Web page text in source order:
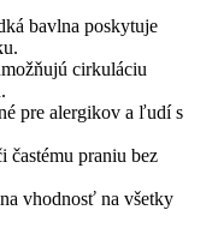
bavlna poskytuje
cirkuláciu
pre alergikov a ľudí s
častému praniu bez
vhodnosť na všetky